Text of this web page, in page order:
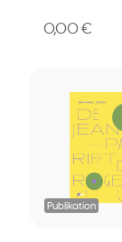
0,00 €
Publikation